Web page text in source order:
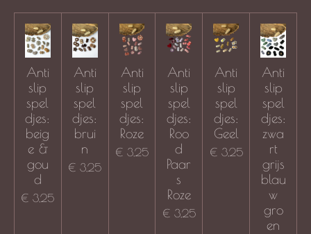
Anti
slip
spel
djes:
beig
e &
gou
d
€ 3,25
Anti
slip
spel
djes:
brui
n
€ 3,25
Anti
slip
spel
djes:
Roze
€ 3,25
Anti
slip
spel
djes:
Roo
d
Paar
s
Roze
€ 3,25
Anti
slip
spel
djes:
Geel
€ 3,25
Anti
slip
spel
djes:
zwa
rt
grijs
blau
w
gro
en